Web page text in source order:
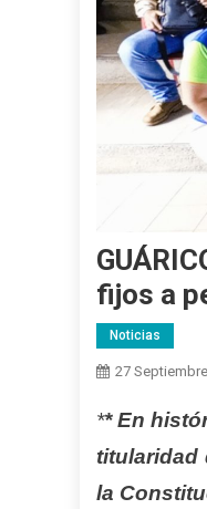
fijos a
Noticias
27
** En
titularidad
la